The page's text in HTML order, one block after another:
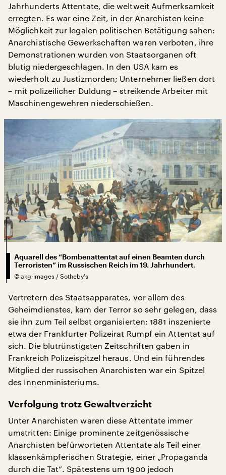
Jahrhunderts Attentate, die weltweit Aufmerksamkeit
erregten. Es war eine Zeit, in der Anarchisten keine
Möglichkeit zur legalen politischen Betätigung sahen:
Anarchistische Gewerkschaften waren verboten, ihre
Demonstrationen wurden von Staatsorganen oft
blutig niedergeschlagen. In den USA kam es
wiederholt zu Justizmorden; Unternehmer ließen dort
– mit polizeilicher Duldung – streikende Arbeiter mit
Maschinengewehren niederschießen.
Aquarell des “Bombenattentat auf einen Beamten durch
Terroristen” im Russischen Reich im 19. Jahrhundert.
© akg-images / Sotheby's
Vertretern des Staatsapparates, vor allem des
Geheimdienstes, kam der Terror so sehr gelegen, dass
sie ihn zum Teil selbst organisierten: 1881 inszenierte
etwa der Frankfurter Polizeirat Rumpf ein Attentat auf
sich. Die blutrünstigsten Zeitschriften gaben in
Frankreich Polizeispitzel heraus. Und ein führendes
Mitglied der russischen Anarchisten war ein Spitzel
des Innenministeriums.
Verfolgung trotz Gewaltverzicht
Unter Anarchisten waren diese Attentate immer
umstritten: Einige prominente zeitgenössische
Anarchisten befürworteten Attentate als Teil einer
klassenkämpferischen Strategie, einer „Propaganda
durch die Tat“. Spätestens um 1900 jedoch